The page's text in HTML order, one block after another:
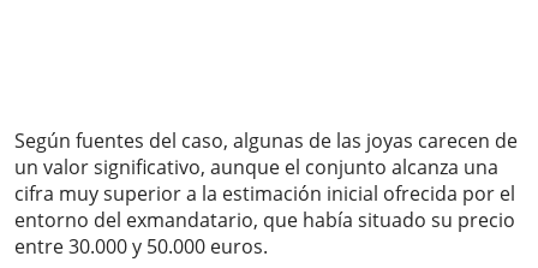
Según fuentes del caso, algunas de las joyas carecen de
un valor significativo, aunque el conjunto alcanza una
cifra muy superior a la estimación inicial ofrecida por el
entorno del exmandatario, que había situado su precio
entre 30.000 y 50.000 euros.